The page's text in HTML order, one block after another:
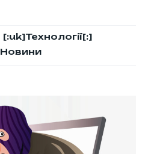
[:uk]Технології[:]
Новини